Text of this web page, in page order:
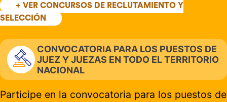
+ VER CONCURSOS DE RECLUTAMIENTO Y
SELECCIÓN
CONVOCATORIA PARA LOS PUESTOS DE
JUEZ Y JUEZAS EN TODO EL TERRITORIO
NACIONAL
Participe en la convocatoria para los puestos de